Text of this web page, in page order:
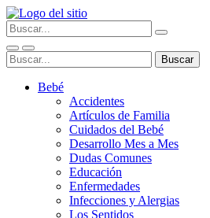
Bebé
Accidentes
Artículos de Familia
Cuidados del Bebé
Desarrollo Mes a Mes
Dudas Comunes
Educación
Enfermedades
Infecciones y Alergias
Los Sentidos